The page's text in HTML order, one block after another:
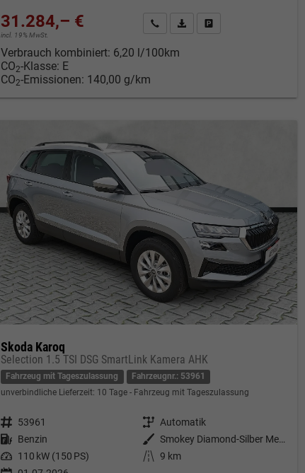
31.284,– €
incl. 19% MwSt.
Kontakt & Angebot anfordern
PDF-Datei, Fahrzeugexposé
Fahrzeug merken/
Verbrauch kombiniert: 6,20 l/100km
CO2-Klasse: E
CO2-Emissionen: 140,00 g/km
Skoda Karoq
Selection 1.5 TSI DSG SmartLink Kamera AHK
Fahrzeug mit Tageszulassung
Fahrzeugnr.: 53961
unverbindliche Lieferzeit: 10 Tage Fahrzeug mit Tageszulassung
Fahrzeugnr. 53961 Getriebe Automatik
Kraftstoff Benzin Außenfarbe
Smokey Diamond-Silber Metallic
Leistung 110 kW (150 PS) Kilometerstand 9 km